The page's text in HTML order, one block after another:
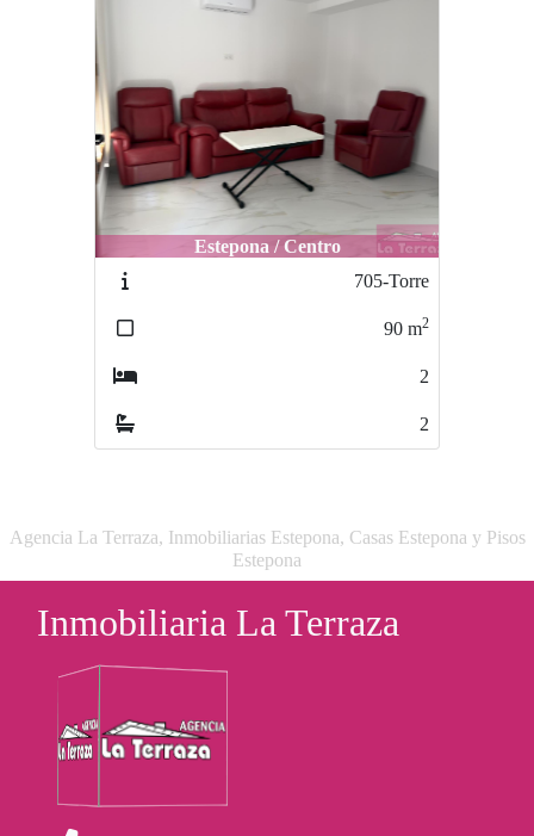
Estepona / Centro
705-Torre
90 m2
2
2
Agencia La Terraza, Inmobiliarias Estepona, Casas Estepona y Pisos
Estepona
Inmobiliaria La Terraza